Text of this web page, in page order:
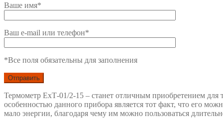
Ваше имя*
Ваш e-mail или телефон*
*Все поля обязательны для заполнения
Термометр ЕхТ-01/2-15 – станет отличным приобретением для
особенностью данного прибора является тот факт, что его
мало энергии, благодаря чему им можно пользоваться